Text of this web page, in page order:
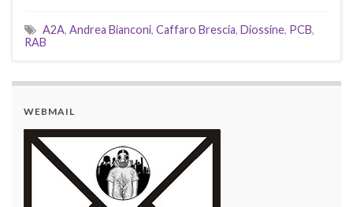
A2A, Andrea Bianconi, Caffaro Brescia, Diossine, PCB,
RAB
WEBMAIL